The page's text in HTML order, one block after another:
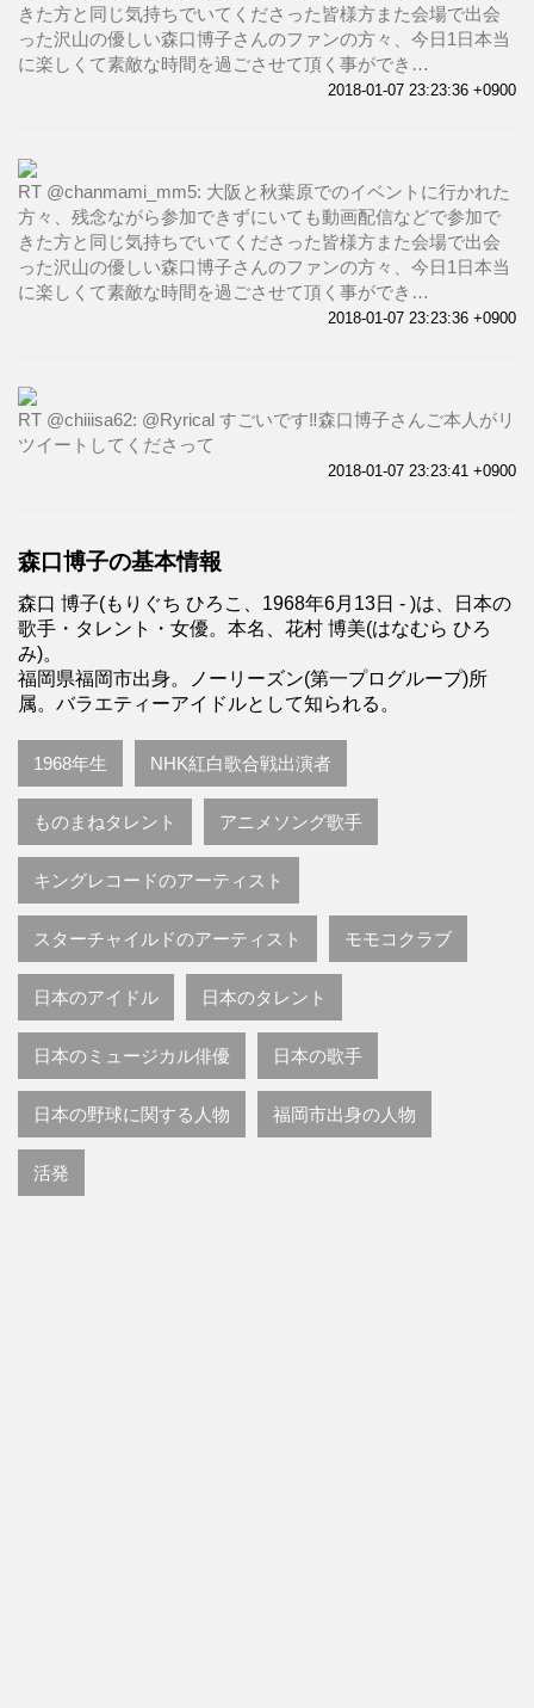
きた方と同じ気持ちでいてくださった皆様方また会場で出会
った沢山の優しい森口博子さんのファンの方々、今日1日本当
に楽しくて素敵な時間を過ごさせて頂く事ができ…
2018-01-07 23:23:36 +0900
RT @chanmami_mm5: 大阪と秋葉原でのイベントに行かれた
方々、残念ながら参加できずにいても動画配信などで参加で
きた方と同じ気持ちでいてくださった皆様方また会場で出会
った沢山の優しい森口博子さんのファンの方々、今日1日本当
に楽しくて素敵な時間を過ごさせて頂く事ができ…
2018-01-07 23:23:36 +0900
RT @chiiisa62: @Ryrical すごいです‼️森口博子さんご本人がリ
ツイートしてくださって
2018-01-07 23:23:41 +0900
森口博子の基本情報
森口 博子(もりぐち ひろこ、1968年6月13日 - )は、日本の
歌手・タレント・女優。本名、花村 博美(はなむら ひろ
み)。
福岡県福岡市出身。ノーリーズン(第一プログループ)所
属。バラエティーアイドルとして知られる。
1968年生 NHK紅白歌合戦出演者
ものまねタレント アニメソング歌手
キングレコードのアーティスト
スターチャイルドのアーティスト モモコクラブ
日本のアイドル 日本のタレント
日本のミュージカル俳優 日本の歌手
日本の野球に関する人物 福岡市出身の人物
活発